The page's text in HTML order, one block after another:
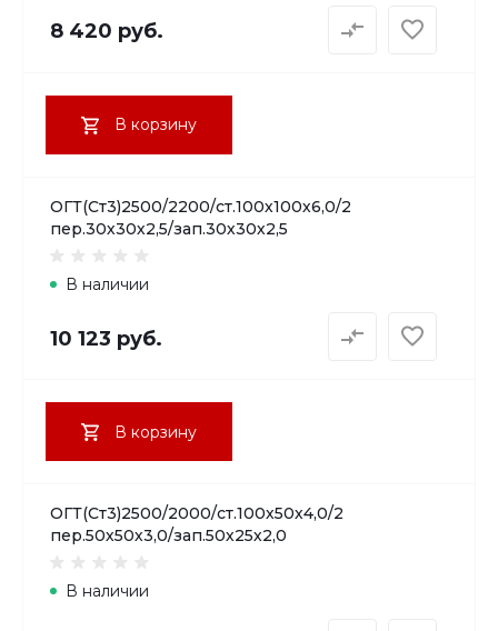
8 420 руб.
В корзину
ОГТ(Ст3)2500/2200/ст.100х100х6,0/2
пер.30х30х2,5/зап.30х30х2,5
В наличии
10 123 руб.
В корзину
ОГТ(Ст3)2500/2000/ст.100х50х4,0/2
пер.50х50х3,0/зап.50х25х2,0
В наличии